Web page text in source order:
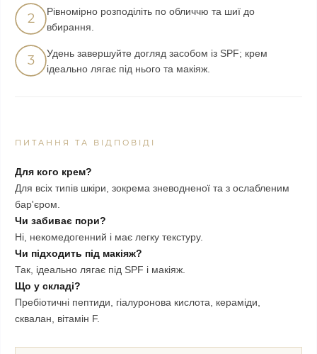
2
Рівномірно розподіліть по обличчю та шиї до
вбирання.
3
Удень завершуйте догляд засобом із SPF; крем
ідеально лягає під нього та макіяж.
ПИТАННЯ ТА ВІДПОВІДІ
Для кого крем?
Для всіх типів шкіри, зокрема зневодненої та з ослабленим
бар'єром.
Чи забиває пори?
Ні, некомедогенний і має легку текстуру.
Чи підходить під макіяж?
Так, ідеально лягає під SPF і макіяж.
Що у складі?
Пребіотичні пептиди, гіалуронова кислота, кераміди,
сквалан, вітамін F.